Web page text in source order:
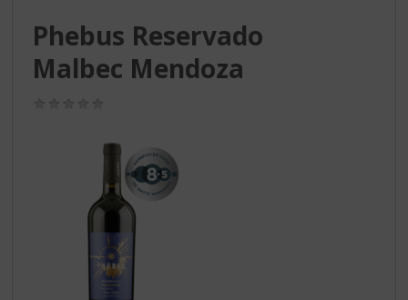
Phebus Reservado
Malbec Mendoza